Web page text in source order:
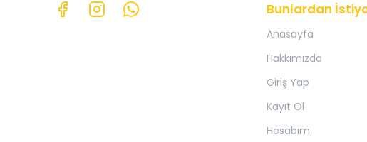
Bunlardan
Anasayfa
Hakkımızda
Giriş Yap
Kayıt Ol
Hesabım